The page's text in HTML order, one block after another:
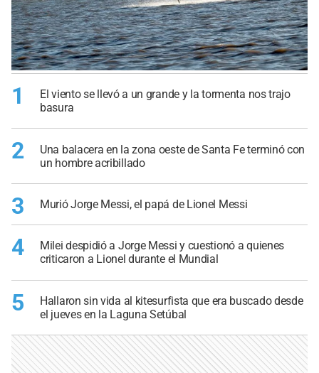
1
El viento se llevó a un grande y la tormenta nos trajo
basura
2
Una balacera en la zona oeste de Santa Fe terminó con
un hombre acribillado
3 Murió Jorge Messi, el papá de Lionel Messi
4
Milei despidió a Jorge Messi y cuestionó a quienes
criticaron a Lionel durante el Mundial
5
Hallaron sin vida al kitesurfista que era buscado desde
el jueves en la Laguna Setúbal